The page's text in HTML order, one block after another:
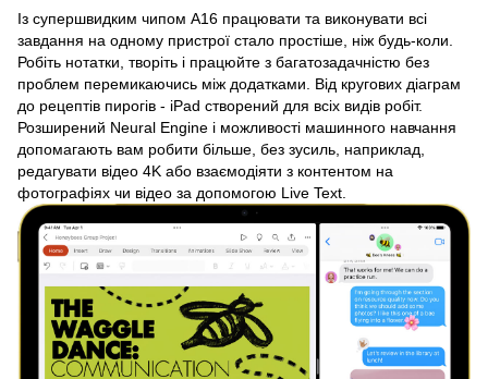
Із супершвидким чипом A16 працювати та виконувати всі
завдання на одному пристрої стало простіше, ніж будь-коли.
Робіть нотатки, творіть і працюйте з багатозадачністю без
проблем перемикаючись між додатками. Від кругових діаграм
до рецептів пирогів - iPad створений для всіх видів робіт.
Розширений Neural Engine і можливості машинного навчання
допомагають вам робити більше, без зусиль, наприклад,
редагувати відео 4K або взаємодіяти з контентом на
фотографіях чи відео за допомогою Live Text.